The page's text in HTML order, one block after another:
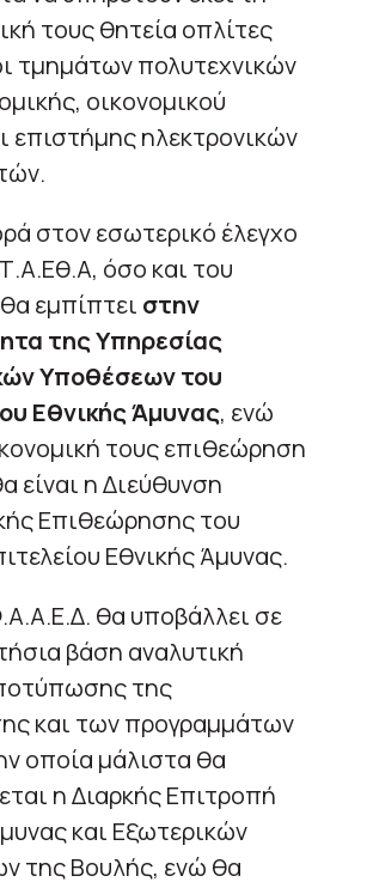
τους θητεία οπλίτες
τμημάτων πολυτεχνικών
οικονομικού
επιστήμης ηλεκτρονικών
στον εσωτερικό έλεγχο
όσο και του
εμπίπτει στην
της Υπηρεσίας
Υποθέσεων του
Εθνικής Άμυνας, ενώ
τους επιθεώρηση
είναι η Διεύθυνση
Επιθεώρησης του
Εθνικής Άμυνας.
θα υποβάλλει σε
βάση αναλυτική
της
και των προγραμμάτων
οποία μάλιστα θα
η Διαρκής Επιτροπή
και Εξωτερικών
της Βουλής, ενώ θα